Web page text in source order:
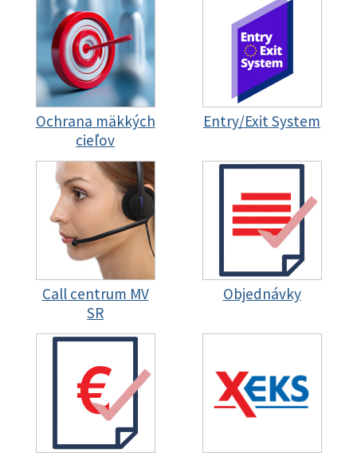
Ochrana mäkkých
cieľov
Entry/Exit System
Call centrum MV
SR
Objednávky